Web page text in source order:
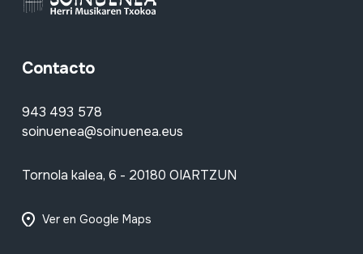
Contacto
943 493 578
soinuenea@soinuenea.eus
Tornola kalea, 6 - 20180 OIARTZUN
Ver en Google Maps